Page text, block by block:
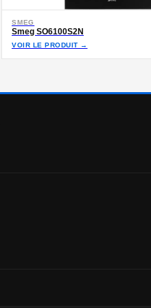
SMEG
Smeg SO6100S2N
VOIR LE PRODUIT →